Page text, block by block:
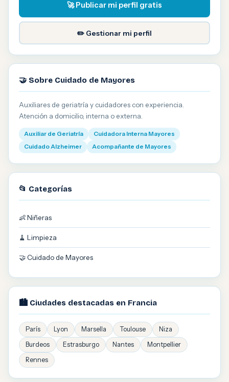
🚀 Publicar mi perfil gratis
✏️ Gestionar mi perfil
🤝 Sobre Cuidado de Mayores
Auxiliares de geriatría y cuidadores con experiencia.
Atención a domicilio, interna o externa.
Auxiliar de Geriatría
Cuidadora Interna Mayores
Cuidado Alzheimer
Acompañante de Mayores
📂 Categorías
👶 Niñeras
🧹 Limpieza
🤝 Cuidado de Mayores
🏙️ Ciudades destacadas en Francia
París Lyon Marsella Toulouse
Niza
Burdeos
Estrasburgo Nantes
Montpellier
Rennes